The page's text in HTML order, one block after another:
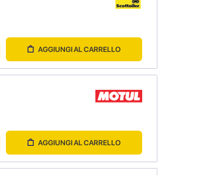
AGGIUNGI AL CARRELLO
AGGIUNGI AL CARRELLO